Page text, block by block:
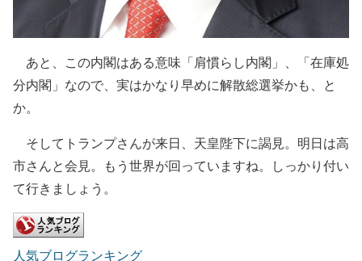
あと、この内閣はある意味「肩慣らし内閣」、「在庫処
分内閣」なので、実はかなり早めに解散総選挙かも、と
か。
そしてトランプさんが来日、天皇陛下に謁見。明日は高
市さんと会見。もう世界が回っていますね。しっかり付い
て行きましょう。
人気ブログランキング